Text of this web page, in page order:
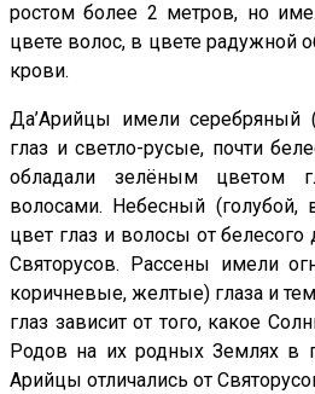
ростом более 2 метров, но
цвете волос, в цвете радужной
крови.
Да’Арийцы имели серебряный
глаз и светло-русые, почти
обладали зелёным цветом
волосами. Небесный (голубой,
цвет глаз и волосы от
Святорусов. Рассены имели
коричневые, желтые) глаза и
глаз зависит от того, какое
Родов на их родных Землях в
Арийцы отличались от